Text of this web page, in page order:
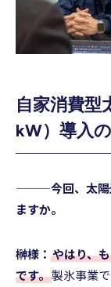
自家消費型
kW）導入
———今回、太陽
ますか。
榊様： やはり、
です。製氷事業